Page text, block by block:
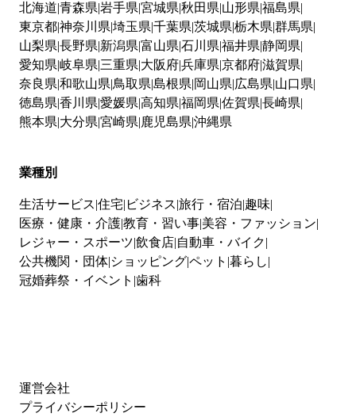
北海道 青森県 岩手県 宮城県 秋田県 山形県 福島県
東京都神奈川県 埼玉県 千葉県 茨城県 栃木県 群馬県
山梨県 長野県 新潟県 富山県 石川県 福井県 静岡県
愛知県 岐阜県 三重県 大阪府兵庫県 京都府滋賀県
奈良県 和歌山県 鳥取県 島根県 岡山県 広島県 山口県
徳島県 香川県 愛媛県 高知県 福岡県 佐賀県 長崎県
熊本県 大分県 宮崎県 鹿児島県 沖縄県
業種別
生活サービス 住宅 ビジネス 旅行・宿泊 趣味
医療・健康・介護教育・習い事 美容・ファッション
レジャー・スポーツ 飲食店 自動車・バイク
公共機関・団体 ショッピングペット 暮らし
冠婚葬祭・イベント 歯科
運営会社
プライバシーポリシー